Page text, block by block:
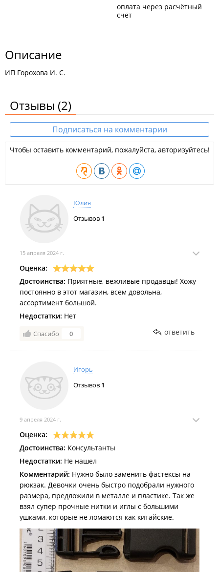
оплата через расчётный
счёт
Описание
ИП Горохова И. С.
Отзывы (2)
Подписаться на комментарии
Чтобы оставить комментарий, пожалуйста, авторизуйтесь!
Юлия
Отзывов 1
15 апреля 2024 г.
Оценка:
Достоинства: Приятные, вежливые продавцы! Хожу
постоянно в этот магазин, всем довольна,
ассортимент большой.
Недостатки: Нет
Спасибо 0 ответить
Игорь
Отзывов 1
9 апреля 2024 г.
Оценка:
Достоинства: Консультанты
Недостатки: Не нашел
Комментарий: Нужно было заменить фастексы на
рюкзак. Девочки очень быстро подобрали нужного
размера, предложили в металле и пластике. Так же
взял супер прочные нитки и иглы с большими
ушками, которые не ломаются как китайские.